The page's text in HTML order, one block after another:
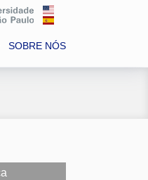
SOBRE NÓS